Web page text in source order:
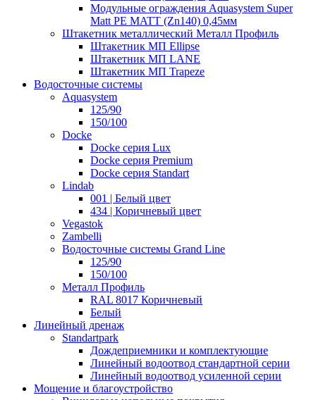
Модульные ограждения Aquasystem Super
Matt PE MATT (Zn140) 0,45мм
Штакетник металлический Металл Профиль
Штакетник МП Ellipse
Штакетник МП LANE
Штакетник МП Trapeze
Водосточные системы
Aquasystem
125/90
150/100
Docke
Docke серия Lux
Docke серия Premium
Docke серия Standart
Lindab
001 | Белый цвет
434 | Коричневый цвет
Vegastok
Zambelli
Водосточные системы Grand Line
125/90
150/100
Металл Профиль
RAL 8017 Коричневый
Белый
Линейный дренаж
Standartpark
Дождеприемники и комплектующие
Линейный водоотвод стандартной серии
Линейный водоотвод усиленной серии
Мощение и благоустройство